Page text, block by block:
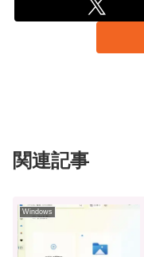
関連記事
Windows